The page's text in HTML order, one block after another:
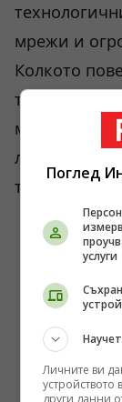
мрежи и
Колкото
толкова по-
миналия век
технологии.
Поглед
услуги
Личните ви
устройството
други данни